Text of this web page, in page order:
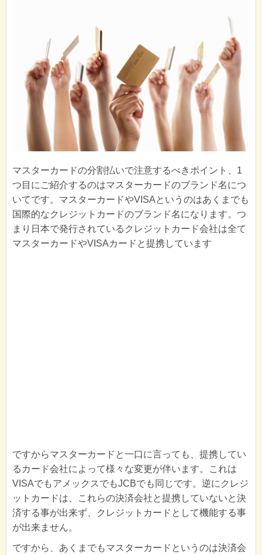
マスターカードの分割払いで注意するべきポイント、1
つ目にご紹介するのはマスターカードのブランド名につ
いてです。マスターカードやVISAというのはあくまでも
国際的なクレジットカードのブランド名になります。つ
まり日本で発行されているクレジットカード会社は全て
マスターカードやVISAカードと提携しています
ですからマスターカードと一口に言っても、提携してい
るカード会社によって様々な変更が伴います。これは
VISAでもアメックスでもJCBでも同じです。逆にクレジ
ットカードは、これらの決済会社と提携していないと決
済する事が出来ず、クレジットカードとして機能する事
が出来ません。
ですから、あくまでもマスターカードというのは決済会